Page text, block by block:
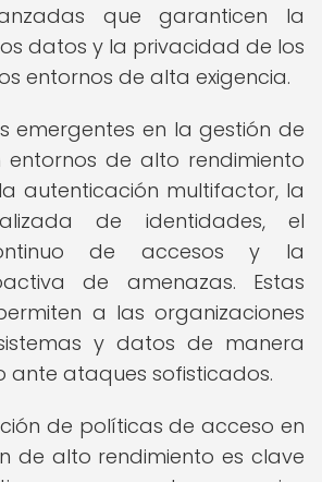
que garanticen la
datos y la privacidad de los
entornos de alta exigencia.
emergentes en la gestión de
entornos de alto rendimiento
autenticación multifactor, la
de identidades, el
de accesos y la
de amenazas. Estas
a las organizaciones
y datos de manera
ante ataques sofisticados.
de políticas de acceso en
de alto rendimiento es clave